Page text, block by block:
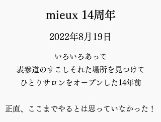
mieux 14周年
2022年8月19日
いろいろあって
表参道のすこしそれた場所を見つけて
ひとりサロンをオープンした14年前
正直、ここまでやるとは思っていなかった！